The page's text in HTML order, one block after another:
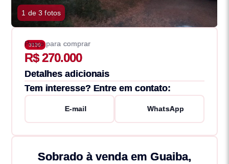
1 de 3 fotos
3130
Preço para comprar
R$ 270.000
Detalhes adicionais
Tem interesse? Entre em contato:
E-mail WhatsApp
Sobrado à venda em Guaiba,